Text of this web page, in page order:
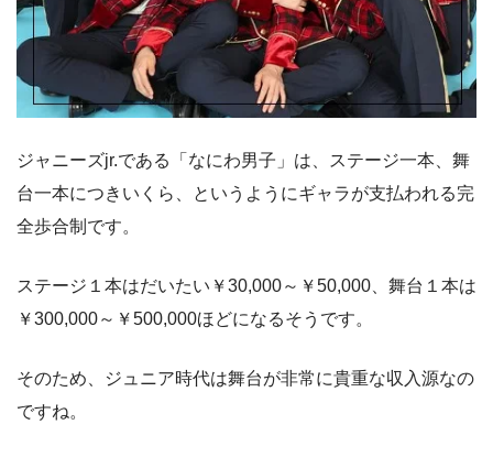
ジャニーズjr.である「なにわ男子」は、ステージ一本、舞
台一本につきいくら、というようにギャラが支払われる完
全歩合制です。
ステージ１本はだいたい￥30,000～￥50,000、舞台１本は
￥300,000～￥500,000ほどになるそうです。
そのため、ジュニア時代は舞台が非常に貴重な収入源なの
ですね。